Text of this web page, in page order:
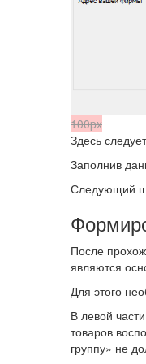
100px
Здесь
Заполнив
Следующий
После
являются
Для этого
В левой
товаров
группу» не